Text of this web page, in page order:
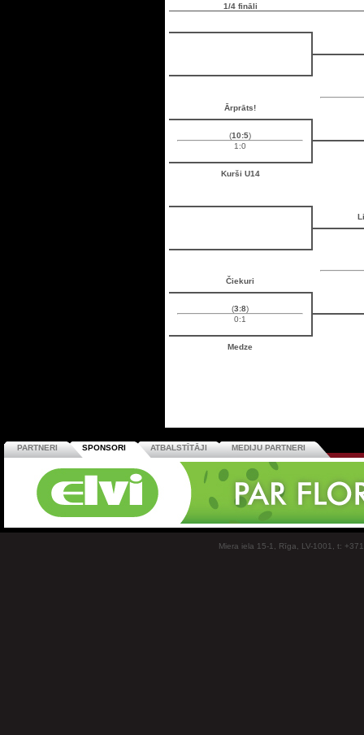
1/4 fināli
Ārprāts!
(10:5)
1:0
Kurši U14
Čiekuri
(3:8)
0:1
Medze
PARTNERI SPONSORI ATBALSTĪTĀJI MEDIJU PARTNERI
Miera iela 15-1, Rīga, LV-1001, t: